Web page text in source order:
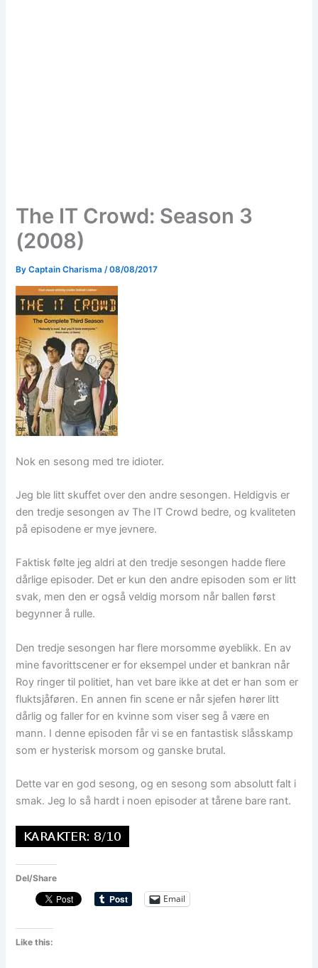
The IT Crowd: Season 3
(2008)
ByCaptain Charisma /08/08/2017
Nok en sesong med tre idioter.
Jeg ble litt skuffet over den andre sesongen. Heldigvis er
den tredje sesongen av The IT Crowd bedre, og kvaliteten
på episodene er mye jevnere.
Faktisk følte jeg aldri at den tredje sesongen hadde flere
dårlige episoder. Det er kun den andre episoden som er litt
svak, men den er også veldig morsom når ballen først
begynner å rulle.
Den tredje sesongen har flere morsomme øyeblikk. En av
mine favorittscener er for eksempel under et bankran når
Roy ringer til politiet, han vet bare ikke at det er han som er
fluktsjåføren. En annen fin scene er når sjefen hører litt
dårlig og faller for en kvinne som viser seg å være en
mann. I denne episoden får vi se en fantastisk slåsskamp
som er hysterisk morsom og ganske brutal.
Dette var en god sesong, og en sesong som absolutt falt i
smak. Jeg lo så hardt i noen episoder at tårene bare rant.
Del/Share
Email
Like this: